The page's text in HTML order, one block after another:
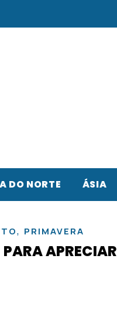
DO NORTE ÁSIA
, PRIMAVERA
APRECIAR